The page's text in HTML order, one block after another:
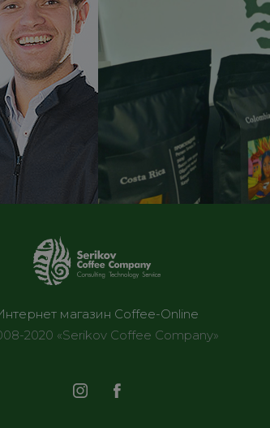
магазин Coffee-Online
2020 «Serikov Coffee Company»